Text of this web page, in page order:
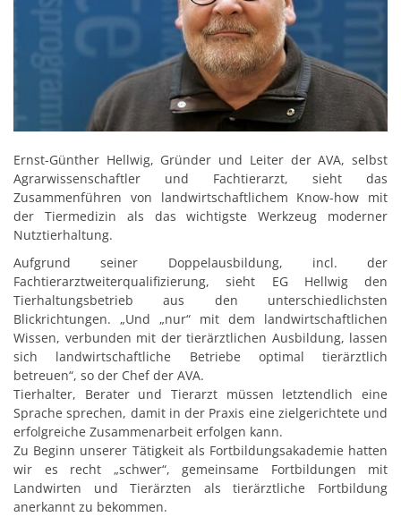
Ernst-Günther Hellwig, Gründer und Leiter der AVA, selbst
Agrarwissenschaftler und Fachtierarzt, sieht das
Zusammenführen von landwirtschaftlichem Know-how mit
der Tiermedizin als das wichtigste Werkzeug moderner
Nutztierhaltung.
Aufgrund seiner Doppelausbildung, incl. der
Fachtierarztweiterqualifizierung, sieht EG Hellwig den
Tierhaltungsbetrieb aus den unterschiedlichsten
Blickrichtungen. „Und „nur“ mit dem landwirtschaftlichen
Wissen, verbunden mit der tierärztlichen Ausbildung, lassen
sich landwirtschaftliche Betriebe optimal tierärztlich
betreuen“, so der Chef der AVA.
Tierhalter, Berater und Tierarzt müssen letztendlich eine
Sprache sprechen, damit in der Praxis eine zielgerichtete und
erfolgreiche Zusammenarbeit erfolgen kann.
Zu Beginn unserer Tätigkeit als Fortbildungsakademie hatten
wir es recht „schwer“, gemeinsame Fortbildungen mit
Landwirten und Tierärzten als tierärztliche Fortbildung
anerkannt zu bekommen.